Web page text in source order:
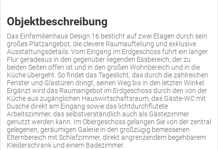
Objektbeschreibung
Das Einfamilienhaus Design 16 besticht auf zwei Etagen durch sein
großes Platzangebot, die clevere Raumaufteilung und exklusive
Ausstattungsdetails. Vom Eingang im Erdgeschoss führt ein langer
Flur geradeaus in den gegenüber liegenden Essbereich, der zu
beiden Seiten offen ist und in den großen Wohnbereich und in die
Küche übergeht. So findet das Tageslicht, das durch die zahlreichen
Fenster und Glastüren dringt, seinen Weg bis in den letzten Winkel.
Ergänzt wird das Raumangebot im Erdgeschoss durch den von der
Küche aus zugänglichen Hauswirtschaftsraum, das Gäste-WC mit
Dusche direkt am Eingang sowie das lichtdurchflutete
Arbeitszimmer, das selbstverständlich auch als Gästezimmer
genutzt werden kann. Im Obergeschoss gelangen Sie von der zentral
gelegenen, geräumigen Galerie in den großzügig bemessenen
Elternbereich mit Schlafzimmer, direkt angrenzendem begehbarem
Kleiderschrank und einem Badezimmer.